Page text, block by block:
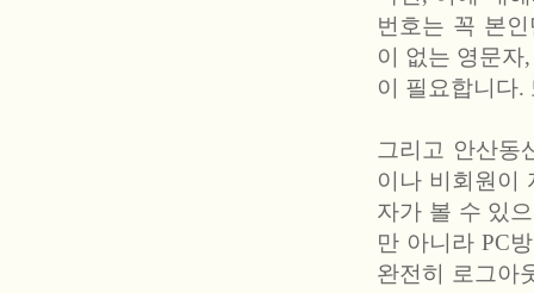
번호는 꼭 본
이 없는 영문자
이 필요합니다.
그리고 안산동
이나 비회원이
자가 볼 수 있
만 아니라 PC
완전히 로그아